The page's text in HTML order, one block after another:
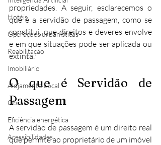
Hotéis
Operações urbanísticas
Reabilitação
Imobiliário
Alojamento Local
Obras
Eficiência energética
Acessibilidades
propriedades. A seguir, esclarecemos o
que é a servidão de passagem, como se
constitui, que direitos e deveres envolve
e em que situações pode ser aplicada ou
extinta.
O que é Servidão de
Passagem
A servidão de passagem é um direito real
que permite ao proprietário de um imóvel